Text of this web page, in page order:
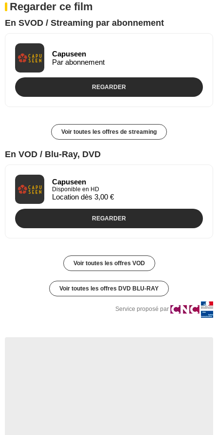
Regarder ce film
En SVOD / Streaming par abonnement
Capuseen
Par abonnement
REGARDER
Voir toutes les offres de streaming
En VOD / Blu-Ray, DVD
Capuseen
Disponible en HD
Location dès 3,00 €
REGARDER
Voir toutes les offres VOD
Voir toutes les offres DVD BLU-RAY
Service proposé par